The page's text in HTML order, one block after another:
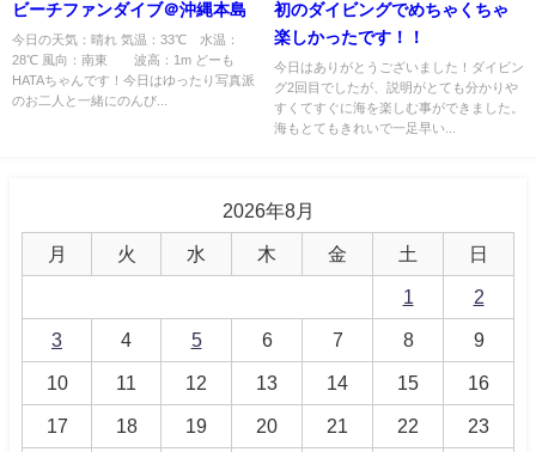
ビーチファンダイブ＠沖縄本島
今日の天気：晴れ 気温：33℃ 水温：
28℃ 風向：南東 波高：1m どーも
HATAちゃんです！今日はゆったり写真派
のお二人と一緒にのんび...
初のダイビングでめちゃくちゃ
楽しかったです！！
今日はありがとうございました！ダイビン
グ2回目でしたが、説明がとても分かりや
すくてすぐに海を楽しむ事ができました。
海もとてもきれいで一足早い...
2026年8月
月 火 水 木 金 土 日
1 2
3 4 5 6 7 8 9
10 11 12 13 14 15 16
17 18 19 20 21 22 23